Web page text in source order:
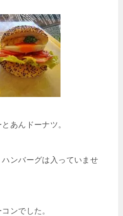
あんドーナツ。
ンバーグは入っていませ
ンでした。